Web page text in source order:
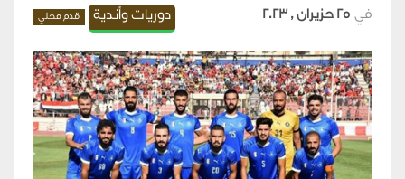
دوريات وأندية قدم محلي في 25 حزيران , 2023